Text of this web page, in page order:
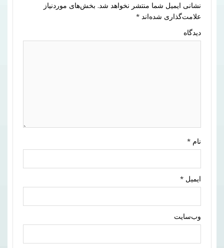
نشانی ایمیل شما منتشر نخواهد شد. بخش‌های موردنیاز
علامت‌گذاری شده‌اند *
دیدگاه
نام *
ایمیل *
وب‌سایت